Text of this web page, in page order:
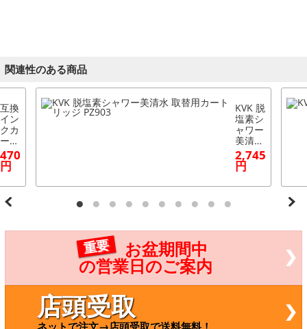
関連性のある商品
互換
イン
クカ
ート
リッ
ジ
シア
ン
エプ
ソン
CC6
470
円
KVK 脱
塩素シ
ャワー
美清水
取替用
カート
リッジ
PZ903
2,745
円
重要
お盆期間中
の営業日のご案内
店頭受取